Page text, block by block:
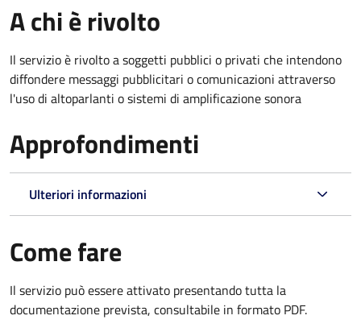
A chi è rivolto
Il servizio è rivolto a soggetti pubblici o privati che intendono
diffondere messaggi pubblicitari o comunicazioni attraverso
l'uso di altoparlanti o sistemi di amplificazione sonora
Approfondimenti
Ulteriori informazioni
Come fare
Il servizio può essere attivato presentando tutta la
documentazione prevista, consultabile in formato PDF.